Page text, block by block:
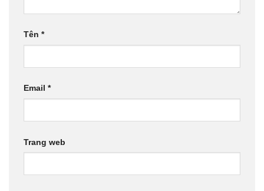
Tên *
Email *
Trang web